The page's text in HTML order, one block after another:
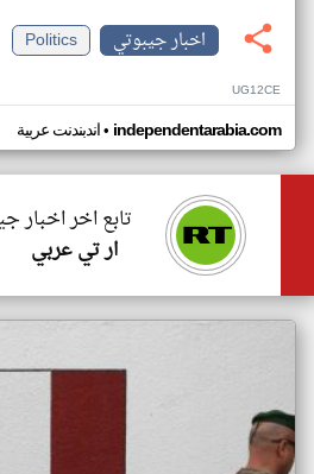
اخبار جيبوتي
Politics
UG12CE
اندبندنت عربية• independentarabia.com
تابع اخر اخبار
ار تي عربي